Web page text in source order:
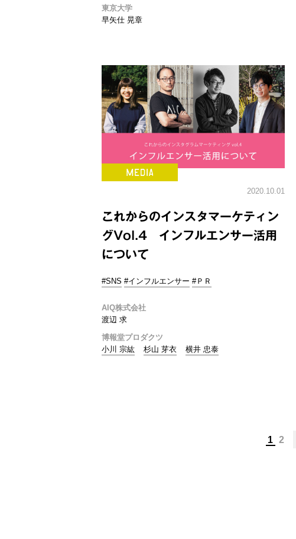
東京大学
早矢仕 晃章
2020.10.01
これからのインスタマーケティン
グVol.4 インフルエンサー活用
について
#SNS #インフルエンサー #ＰＲ
AIQ株式会社
渡辺 求
博報堂プロダクツ
小川 宗紘
杉山 芽衣 横井 忠泰
1 2